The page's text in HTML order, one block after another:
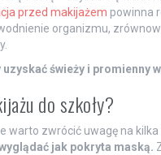
przed makijażem powinna
organizmu,
świeży i promienny
do szkoły?
warto zwrócić uwagę na kilka
jak pokryta maską.